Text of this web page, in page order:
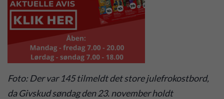
Foto: Der var 145 tilmeldt det store julefrokostbord,
da Givskud søndag den 23. november holdt